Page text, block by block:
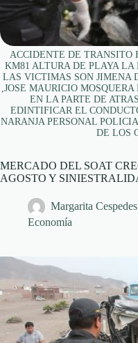
ACCIDENTE DE TRANSITO
KM81 ALTURA DE PLAYA LA
LAS VICTIMAS SON JIMENA
,JOSE MAURICIO
EN LA PARTE DE
EDINTIFICAR EL
NARANJA PERSONAL
DE LOS
MERCADO DEL SOAT
AGOSTO Y
Margarita Cespedes
Economía